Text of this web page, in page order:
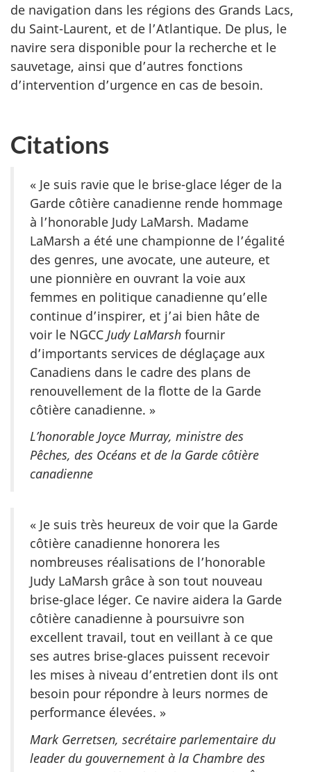
de navigation dans les régions des Grands Lacs,
du Saint-Laurent, et de l’Atlantique. De plus, le
navire sera disponible pour la recherche et le
sauvetage, ainsi que d’autres fonctions
d’intervention d’urgence en cas de besoin.
Citations
« Je suis ravie que le brise-glace léger de la
Garde côtière canadienne rende hommage
à l’honorable Judy LaMarsh. Madame
LaMarsh a été une championne de l’égalité
des genres, une avocate, une auteure, et
une pionnière en ouvrant la voie aux
femmes en politique canadienne qu’elle
continue d’inspirer, et j’ai bien hâte de
voir le NGCC Judy LaMarsh fournir
d’importants services de déglaçage aux
Canadiens dans le cadre des plans de
renouvellement de la flotte de la Garde
côtière canadienne. »
L’honorable Joyce Murray, ministre des
Pêches, des Océans et de la Garde côtière
canadienne
« Je suis très heureux de voir que la Garde
côtière canadienne honorera les
nombreuses réalisations de l’honorable
Judy LaMarsh grâce à son tout nouveau
brise-glace léger. Ce navire aidera la Garde
côtière canadienne à poursuivre son
excellent travail, tout en veillant à ce que
ses autres brise-glaces puissent recevoir
les mises à niveau d’entretien dont ils ont
besoin pour répondre à leurs normes de
performance élevées. »
Mark Gerretsen, secrétaire parlementaire du
leader du gouvernement à la Chambre des